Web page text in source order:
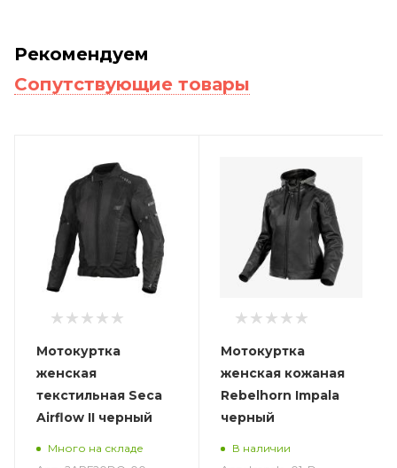
Рекомендуем
Сопутствующие товары
Мотокуртка
женская
текстильная Seca
Airflow II черный
Много на складе
Мотокуртка
женская кожаная
Rebelhorn Impala
черный
В наличии